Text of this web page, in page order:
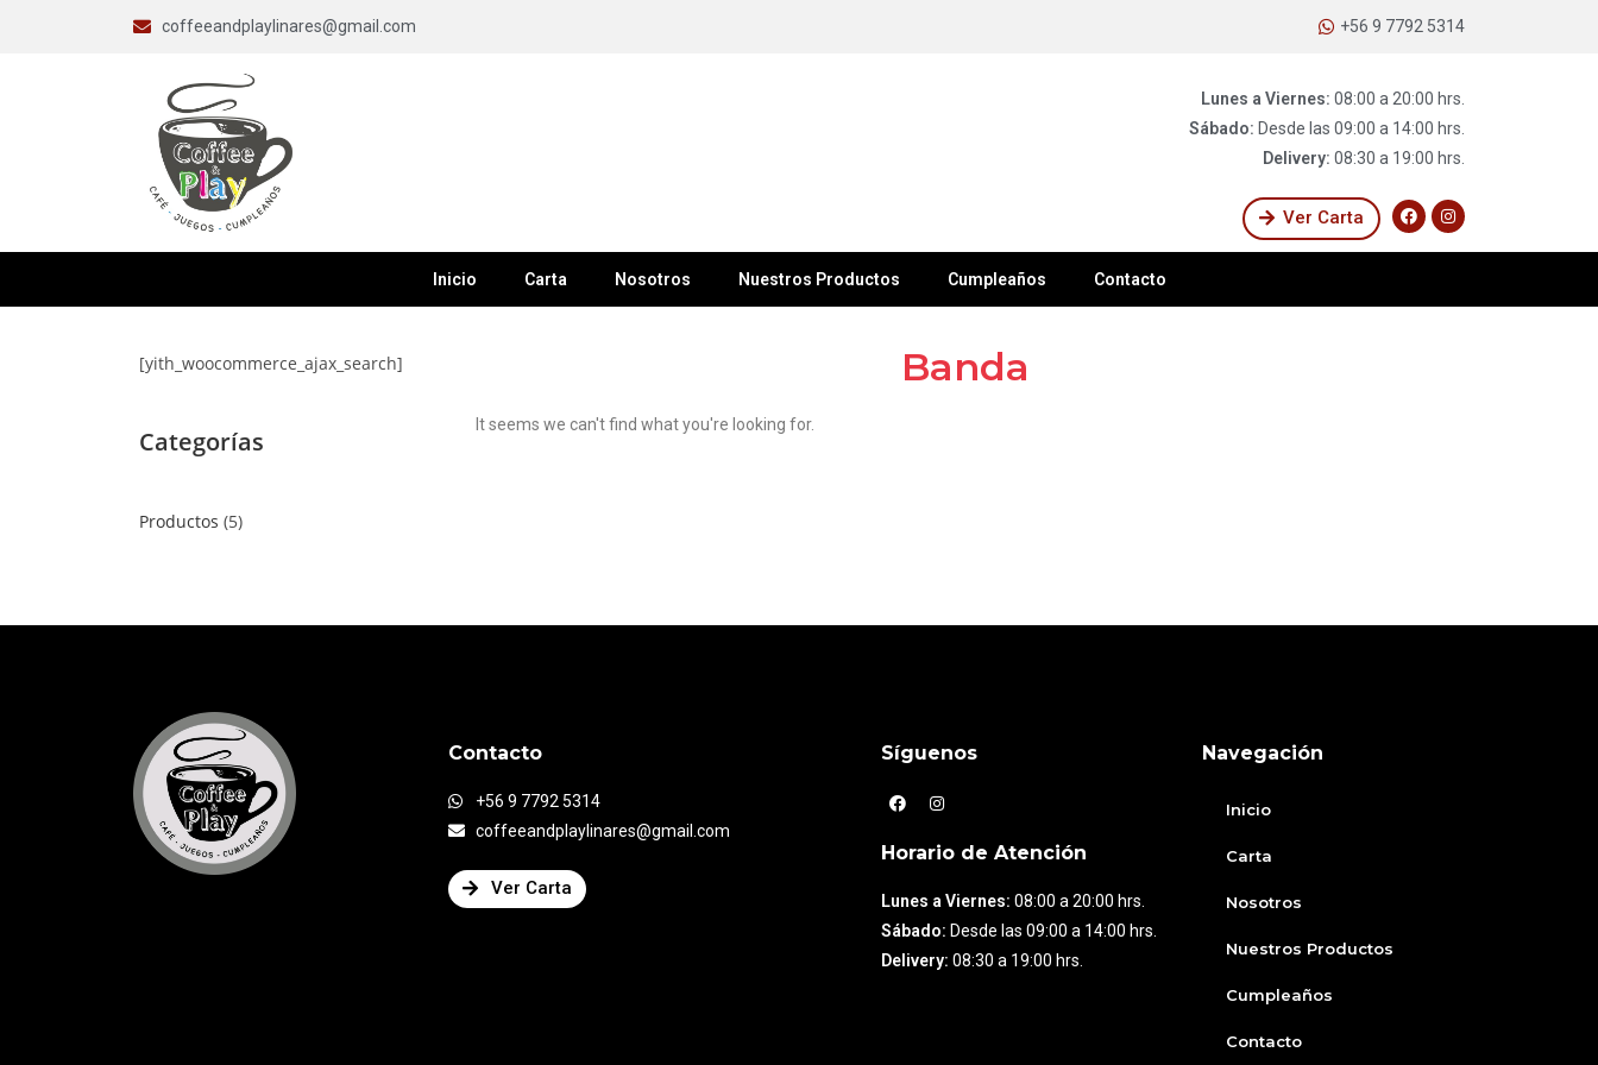
coffeeandplaylinares@gmail.com +56 9 7792 5314
Lunes a Viernes: 08:00 a 20:00 hrs.
Sábado: Desde las 09:00 a 14:00 hrs.
Delivery: 08:30 a 19:00 hrs.
Ver Carta
Inicio Carta Nosotros Nuestros Productos Cumpleaños Contacto
[yith_woocommerce_ajax_search]
Categorías
Productos 5
Banda
It seems we can't find what you're looking for.
Contacto
+56 9 7792 5314
coffeeandplaylinares@gmail.com
Ver Carta
Síguenos
Horario de Atención
Lunes a Viernes: 08:00 a 20:00 hrs.
Sábado: Desde las 09:00 a 14:00 hrs.
Delivery: 08:30 a 19:00 hrs.
Navegación
Inicio
Carta
Nosotros
Nuestros Productos
Cumpleaños
Contacto